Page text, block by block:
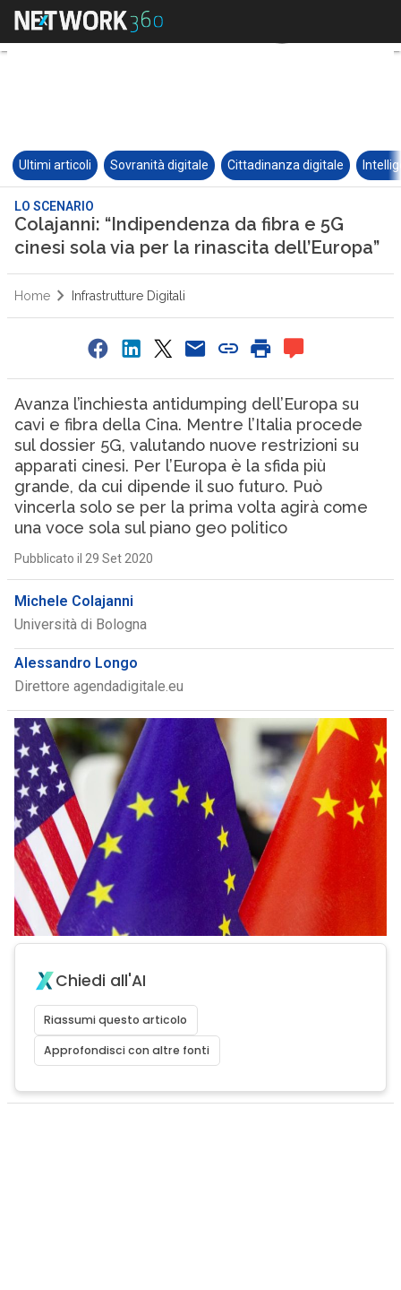
Ultimi articoli Sovranità digitale Cittadinanza digitale
LO SCENARIO
Colajanni: “Indipendenza da fibra e 5G
cinesi sola via per la rinascita dell’Europa”
Home Infrastrutture Digitali
Avanza l’inchiesta antidumping dell’Europa su
cavi e fibra della Cina. Mentre l’Italia procede
sul dossier 5G, valutando nuove restrizioni su
apparati cinesi. Per l’Europa è la sfida più
grande, da cui dipende il suo futuro. Può
vincerla solo se per la prima volta agirà come
una voce sola sul piano geo politico
Pubblicato il 29 Set 2020
Michele Colajanni
Università di Bologna
Alessandro Longo
Direttore agendadigitale.eu
Chiedi all'AI
Riassumi questo articolo
Approfondisci con altre fonti